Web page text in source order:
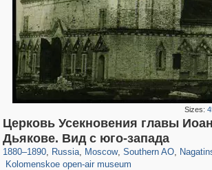
Sizes:
Церковь Усекновения главы
Дьякове. Вид с юго-запада
1880–1890, Russia
1,406,849 29,243
, Moscow
319,861 8,286
, Southern AO
21,648 390
,
Kolomenskoe open-air museum
2,331 94